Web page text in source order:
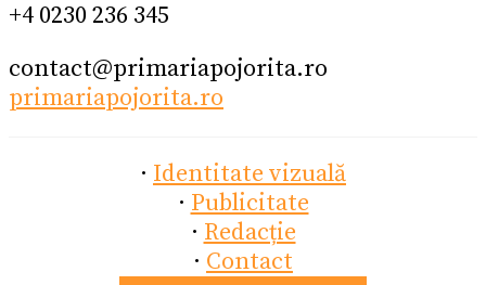
+4 0230 236 345
contact@primariapojorita.ro
primariapojorita.ro
· Identitate vizuală
· Publicitate
· Redacție
· Contact